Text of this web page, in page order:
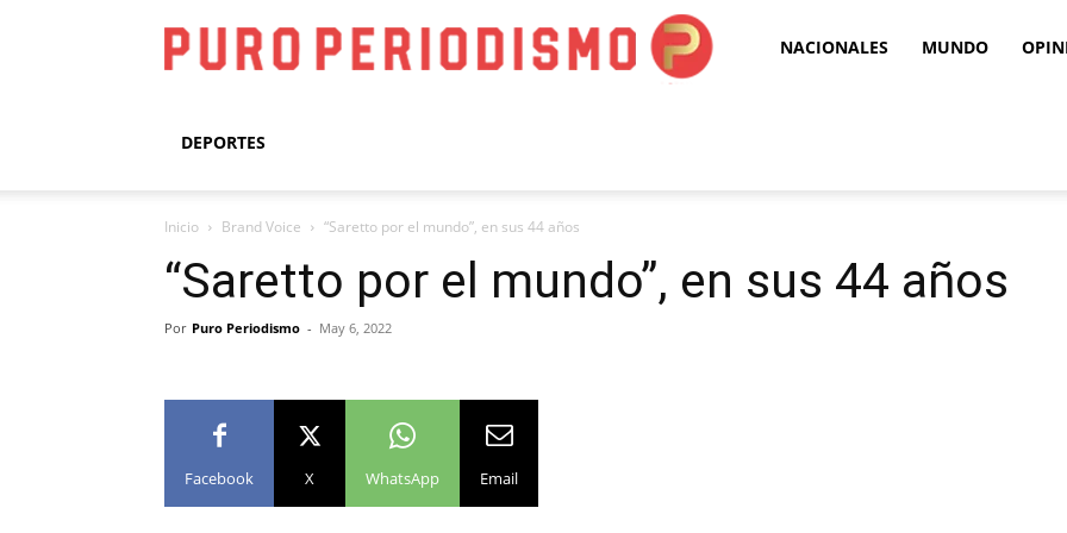
Puro NACIONALES MUNDO
DEPORTES
Inicio Brand Voice “Saretto por el mundo”, en sus 44 años
“Saretto por el mundo”, en sus 44 años
Por Puro Periodismo - May 6, 2022
Facebook X WhatsApp Email